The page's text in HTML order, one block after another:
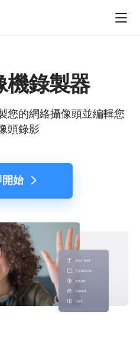
機錄製器
您的網絡攝像頭並編輯您
頭錄影
開始